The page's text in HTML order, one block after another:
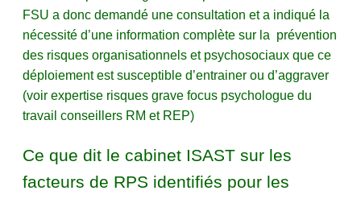
FSU a donc demandé une consultation et a indiqué la
nécessité d’une information complète sur la prévention
des risques organisationnels et psychosociaux que ce
déploiement est susceptible d’entrainer ou d’aggraver
(voir expertise risques grave focus psychologue du
travail conseillers RM et REP)
Ce que dit le cabinet ISAST sur les
facteurs de RPS identifiés pour les